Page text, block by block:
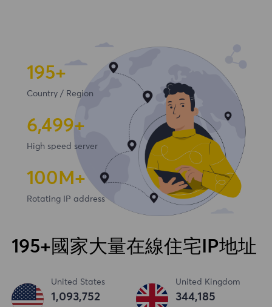
195+國家大量在線住宅IP地址
United States
1,093,753
United Kingdom
344,186
195+
Country / Region
6,500+
High speed server
100 M+
Rotating IP address